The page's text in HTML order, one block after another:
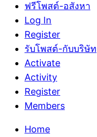
ฟรีโพสต์-อสังหา
Log In
Register
รับโพสต์-กับบริษัท
Activate
Activity
Register
Members
Home